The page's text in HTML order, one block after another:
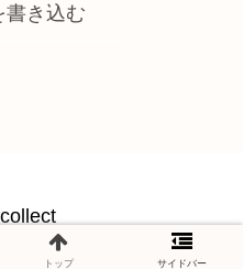
書き込む
collect.
トップ サイドバー